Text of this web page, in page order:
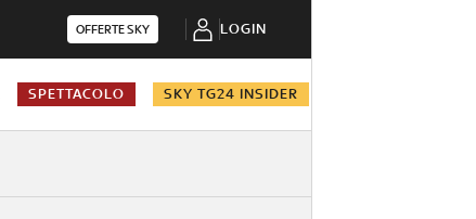
OFFERTE SKY LOGIN
SPETTACOLO SKY TG24 INSIDER